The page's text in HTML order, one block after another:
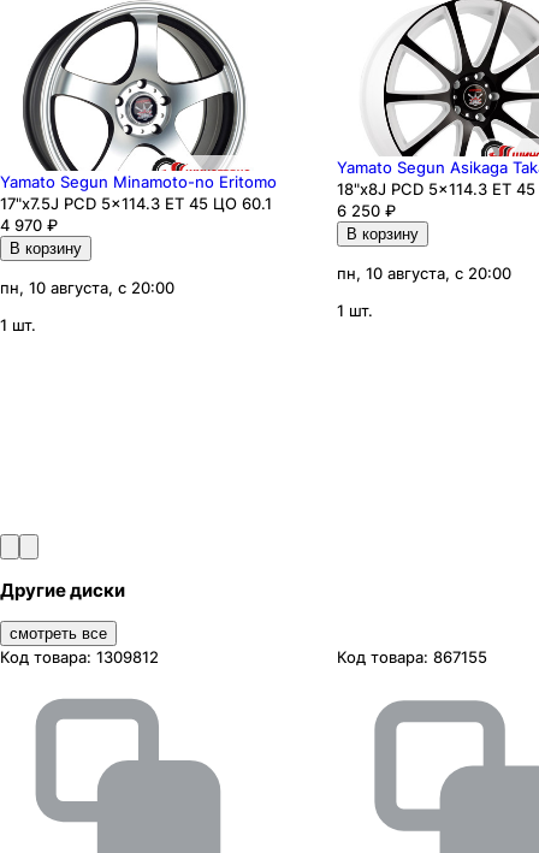
Yamato Segun Minamoto-no Eritomo
17"x7.5J PCD 5x114.3 ЕТ 45 ЦО 60.1
4 970 ₽
В корзину
пн, 10 августа, с 20:00
1 шт.
Yamato Segun Asikaga
18"x8J PCD 5x114.3 ЕТ
6 250 ₽
В корзину
пн, 10 августа, с 20:00
1 шт.
Другие диски
смотреть все
Код товара: 1309812 Код товара: 867155